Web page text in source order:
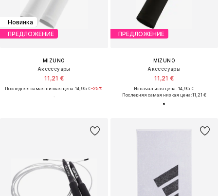
Новинка
ПРЕДЛОЖЕНИЕ
MIZUNO
Аксессуары
11,21 €
Последняя самая низкая цена:14,95 €-25%
ПРЕДЛОЖЕНИЕ
MIZUNO
Аксессуары
11,21 €
Изначальная цена: 14,95 €
Последняя самая низкая цена:11,21 €